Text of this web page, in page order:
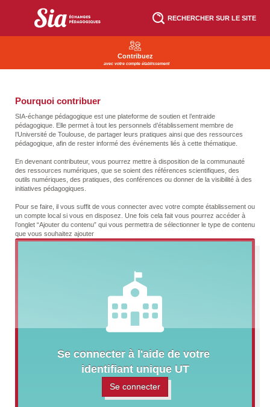
RECHERCHER SUR LE SITE
Contribuez
avec votre compte établissement
Pourquoi contribuer
SIA-échange pédagogique est une plateforme de soutien et l’entraide
pédagogique. Elle permet à tout les personnels d’établissement membre de
l’Université de Toulouse, de partager leurs pratiques ainsi que des ressources
pédagogique, afin de rester informé des événements liés à cette thématique.
En devenant contributeur, vous pourrez mettre à disposition de la communauté
des ressources numériques, que se soient des références scientifiques, des
outils numériques, des pratiques, des conférences ou donner de la visibilité à des
initiatives pédagogiques.
Pour se faire, il vous suffit de vous connecter avec votre compte établissement ou
un compte local si vous en disposez. Une fois cela fait vous pourrez accéder à
l’onglet “Ajouter du contenu” qui vous permettra de sélectionner le type de contenu
que vous souhaitez ajouter
Se connecter à l'aide de votre
identifiant unique UT
Se connecter